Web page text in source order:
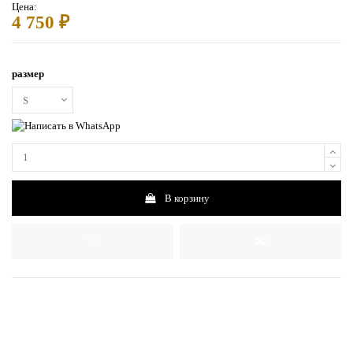
Цена:
4 750 ₽
размер
В корзину